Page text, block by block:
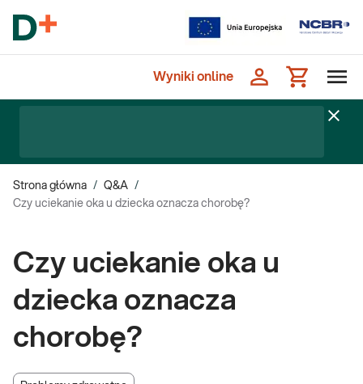
Wyniki online
Strona główna / Q&A /
Czy uciekanie oka u dziecka oznacza chorobę?
Czy uciekanie oka u
dziecka oznacza
chorobę?